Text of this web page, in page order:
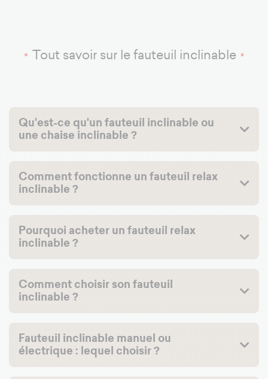
Tout savoir sur le fauteuil inclinable
Qu'est-ce qu'un fauteuil inclinable ou
une chaise inclinable ?
Comment fonctionne un fauteuil relax
inclinable ?
Pourquoi acheter un fauteuil relax
inclinable ?
Comment choisir son fauteuil
inclinable ?
Fauteuil inclinable manuel ou
électrique : lequel choisir ?